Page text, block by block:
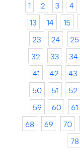
1 2 3 4
13
14 15
23
24 25
32
33 34
41
42 43
50
51 52
59
60 61
68
69 70
78